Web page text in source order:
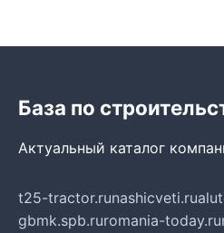
База по
Актуальный каталог
t25-tractor.runashicveti.ru
gbmk.spb.ruromania-today.ru